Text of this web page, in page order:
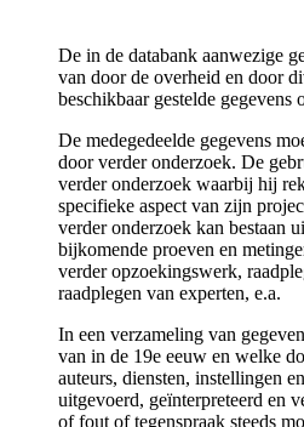
De in de databank aanwezige
van door de overheid en door
beschikbaar gestelde
De medegedeelde gegevens
door verder onderzoek. De
verder onderzoek waarbij hij
specifieke aspect van zijn
verder onderzoek kan bestaan
bijkomende proeven en
verder opzoekingswerk,
raadplegen van experten, e.a.
In een verzameling van
van in de 19e eeuw en welke
auteurs, diensten, instellingen
uitgevoerd, geïnterpreteerd en
of fout of tegenspraak steeds